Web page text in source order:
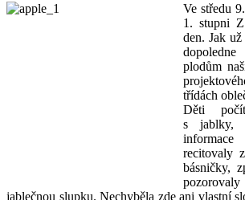
Ve středu
1. stupni
den. Jak
plodům
třídách
Děti
s jablky,
recitovaly
básničky,
jablečnou slupku. Nechyběla zde ani vlastní